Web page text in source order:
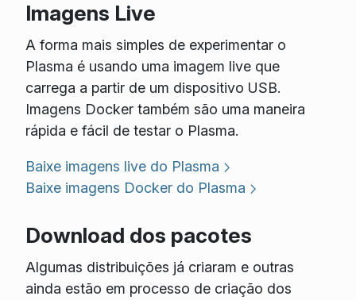
Imagens Live
A forma mais simples de experimentar o
Plasma é usando uma imagem live que
carrega a partir de um dispositivo USB.
Imagens Docker também são uma maneira
rápida e fácil de testar o Plasma.
Baixe imagens live do Plasma
Baixe imagens Docker do Plasma
Download dos pacotes
Algumas distribuições já criaram e outras
ainda estão em processo de criação dos